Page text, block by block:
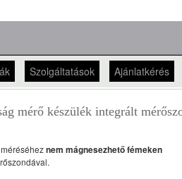
Szolgáltatások Ajánlatkérés
mérő készülék integrált
nem mágnesezhető fémeken